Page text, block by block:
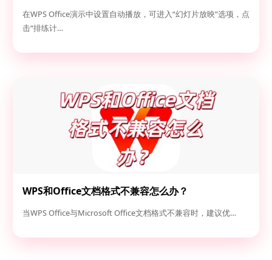
在WPS Office演示中设置自动播放，可进入“幻灯片放映”选项，点
击“排练计…
WPS和Office文档格式不兼容怎么办？
当WPS Office与Microsoft Office文档格式不兼容时，建议优…